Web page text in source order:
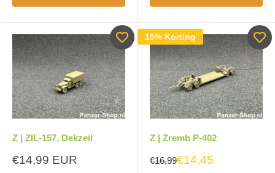
Z | ZIL-157, Dekzeil
Aanbiedingsprijs
€14,99 EUR
15% Korting
Z | Zremb P-402
€16,99€14,45